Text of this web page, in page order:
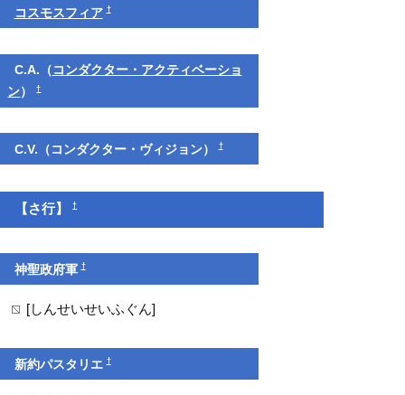
コスモスフィア †
C.A.（コンダクター・アクティベーショ
ン）†
C.V.（コンダクター・ヴィジョン）†
【さ行】†
神聖政府軍†
[しんせいせいふぐん]
新約パスタリエ†